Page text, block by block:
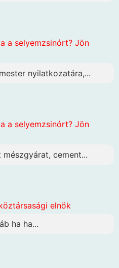
a selyemzsinórt? Jön
nyilatkozatára,...
a selyemzsinórt? Jön
cement...
elnök
ha ha...